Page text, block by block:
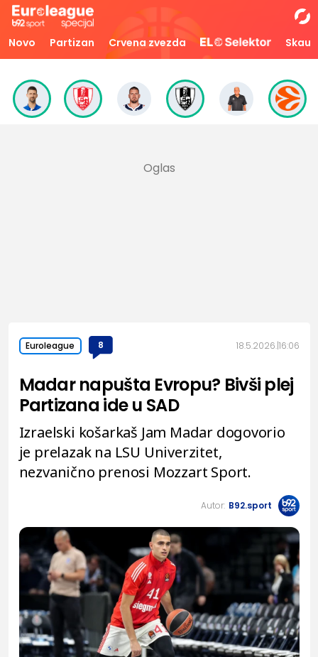
Novo Partizan Crvena zvezda Skaut
Euroleague 8 18.5.2026. 16:06
Madar napušta Evropu? Bivši plej
Partizana ide u SAD
Izraelski košarkaš Jam Madar dogovorio
je prelazak na LSU Univerzitet,
nezvanično prenosi Mozzart Sport.
Autor: B92.sport